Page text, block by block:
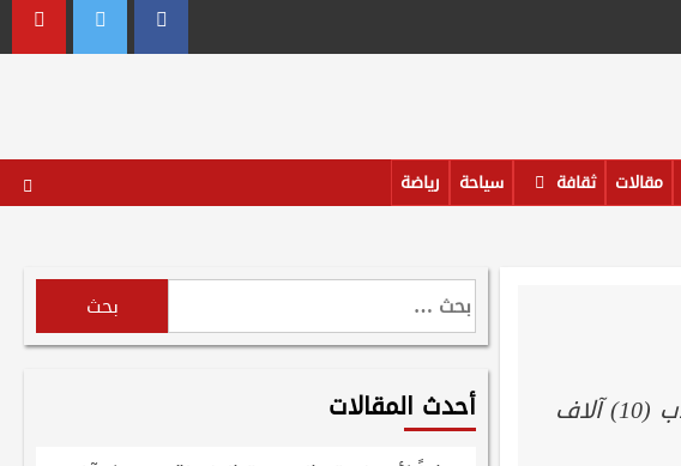
Facebook
Twitter
مقالات ثقافة سياحة
رياضة
مدينة سوتشو بمقاطعة جيانغسو تتحول الى ” وادي فارما ” عالمي، وتخطط المدينة لجذب (10) آلاف
البحث
عن:
أحدث المقالات